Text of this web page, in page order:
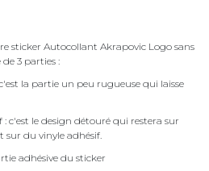
sticker Autocollant Akrapovic Logo sans
3 parties :
la partie un peu rugueuse qui laisse
c'est le design détouré qui restera sur
du vinyle adhésif.
adhésive du sticker